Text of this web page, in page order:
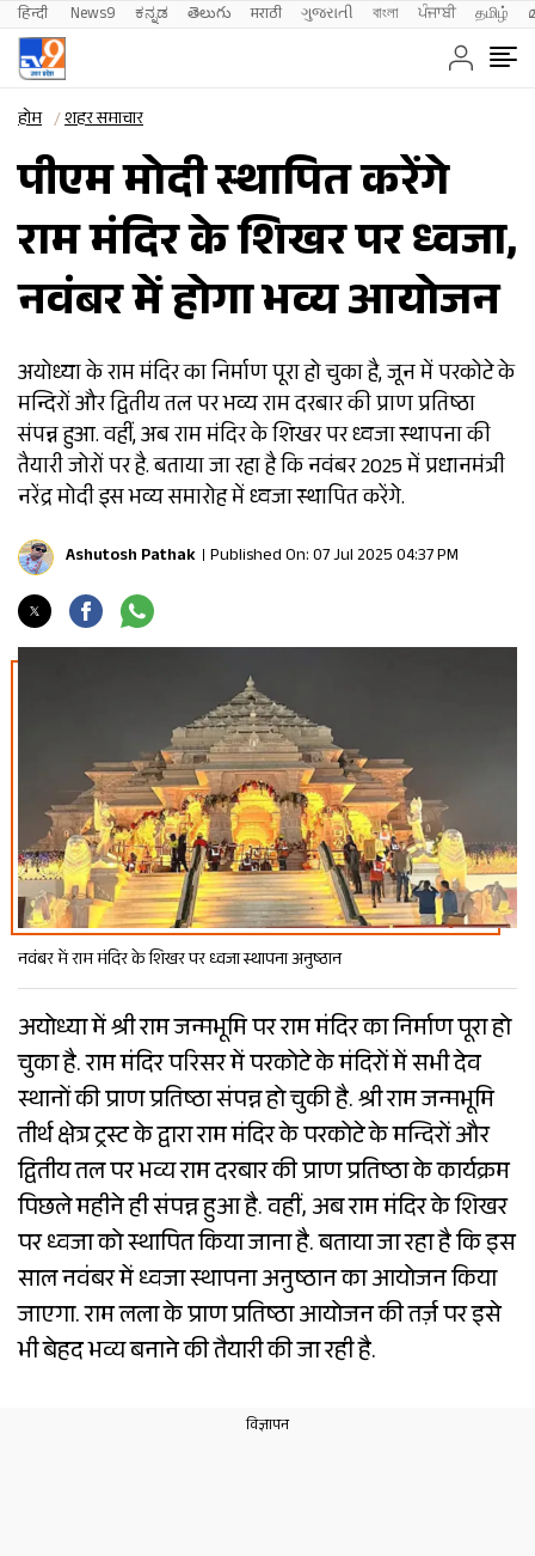
हिन्दी News9 ಕನ್ನಡ తెలుగు मराठी ગુજરાતી বাংলা ਪੰਜਾਬੀ தமிழ்
होम शहर समाचार
पीएम मोदी स्थापित करेंगे
राम मंदिर के शिखर पर ध्वजा,
नवंबर में होगा भव्य आयोजन
अयोध्या के राम मंदिर का निर्माण पूरा हो चुका है, जून में परकोटे के
मन्दिरों और द्वितीय तल पर भव्य राम दरबार की प्राण प्रतिष्ठा
संपन्न हुआ. वहीं, अब राम मंदिर के शिखर पर ध्वजा स्थापना की
तैयारी जोरों पर है. बताया जा रहा है कि नवंबर 2025 में प्रधानमंत्री
नरेंद्र मोदी इस भव्य समारोह में ध्वजा स्थापित करेंगे.
Ashutosh Pathak Published On: 07 Jul 2025 04:37 PM
नवंबर में राम मंदिर के शिखर पर ध्वजा स्थापना अनुष्ठान
अयोध्या में श्री राम जन्मभूमि पर राम मंदिर का निर्माण पूरा हो
चुका है. राम मंदिर परिसर में परकोटे के मंदिरों में सभी देव
स्थानों की प्राण प्रतिष्ठा संपन्न हो चुकी है. श्री राम जन्मभूमि
तीर्थ क्षेत्र ट्रस्ट के द्वारा राम मंदिर के परकोटे के मन्दिरों और
द्वितीय तल पर भव्य राम दरबार की प्राण प्रतिष्ठा के कार्यक्रम
पिछले महीने ही संपन्न हुआ है. वहीं, अब राम मंदिर के शिखर
पर ध्वजा को स्थापित किया जाना है. बताया जा रहा है कि इस
साल नवंबर में ध्वजा स्थापना अनुष्ठान का आयोजन किया
जाएगा. राम लला के प्राण प्रतिष्ठा आयोजन की तर्ज़ पर इसे
भी बेहद भव्य बनाने की तैयारी की जा रही है.